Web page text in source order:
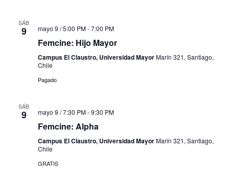
SÁB
9 mayo 9 / 5:00 PM-7:00 PM
Femcine: Hijo Mayor
Campus El Claustro, Universidad MayorMarín 321, Santiago,
Chile
Pagado
SÁB
9 mayo 9 / 7:30 PM-9:30 PM
Femcine: Alpha
Campus El Claustro, Universidad MayorMarín 321, Santiago,
Chile
GRATIS